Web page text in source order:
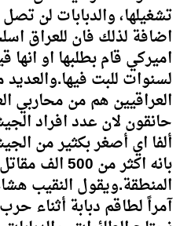
اميركي قام بطلبها او انها
لسنوات للبت
العراقيين هم من محاربي
ألفا اي أصغر بكثير من
بانه اكثر من